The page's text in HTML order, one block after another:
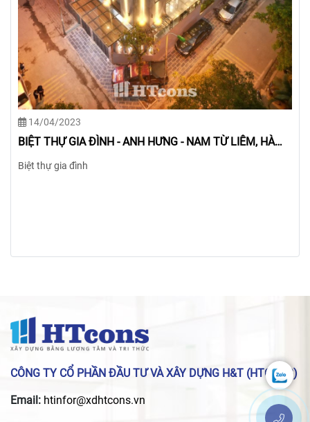
14/04/2023
BIỆT THỰ GIA ĐÌNH - CHỊ ƯNG - TÂY HỒ, HÀ NỘI
Biệt thự gia đình
CÔNG TY CỔ PHẦN ĐẦU TƯ VÀ XÂY DỰNG H&T (HTCONS)
Email: htinfor@xdhtcons.vn